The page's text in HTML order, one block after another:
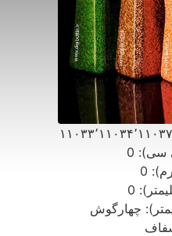
سی): 0
0
0
چهارگوش